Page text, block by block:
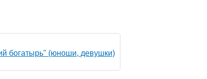
богатырь" (юноши, девушки)